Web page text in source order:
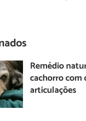
Remédio
cachorro com
articulações